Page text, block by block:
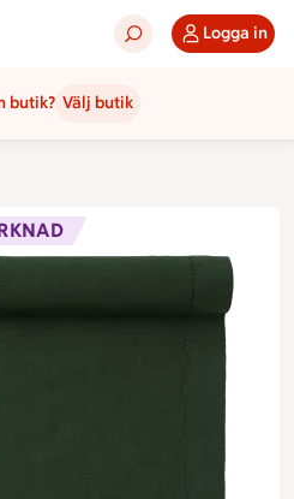
Logga in
butik? Välj butik